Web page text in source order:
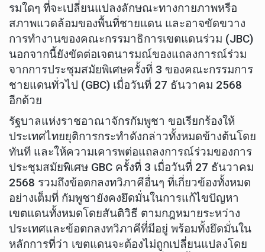
รมใดๆ ที่จะเปลี่ยนแปลงลักษณะทางกายภาพหรือ
สภาพแวดล้อมของพื้นที่ชายแดน และอาจขัดขวาง
การทำงานของคณะกรรมาธิการเขตแดนร่วม (JBC)
นอกจากนี้ยังขัดต่อเจตนารมณ์ของแถลงการณ์ร่วม
จากการประชุมสมัยพิเศษครั้งที่ 3 ของคณะกรรมการ
ชายแดนทั่วไป (GBC) เมื่อวันที่ 27 ธันวาคม 2568
อีกด้วย
รัฐบาลแห่งราชอาณาจักรกัมพูชา ขอเรียกร้องให้
ประเทศไทยยุติการกระทำดังกล่าวทั้งหมดข้างต้นโดย
ทันที และให้ความเคารพต่อแถลงการณ์ร่วมของการ
ประชุมสมัยพิเศษ GBC ครั้งที่ 3 เมื่อวันที่ 27 ธันวาคม
2568 รวมถึงข้อตกลงทวิภาคีอื่นๆ ที่เกี่ยวข้องทั้งหมด
อย่างเต็มที่ กัมพูชายังคงยึดมั่นในการแก้ไขปัญหา
เขตแดนทั้งหมดโดยสันติวิธี ตามกฎหมายระหว่าง
ประเทศและข้อตกลงทวิภาคีที่มีอยู่ พร้อมทั้งยึดมั่นใน
หลักการที่ว่า เขตแดนจะต้องไม่ถูกเปลี่ยนแปลงโดย